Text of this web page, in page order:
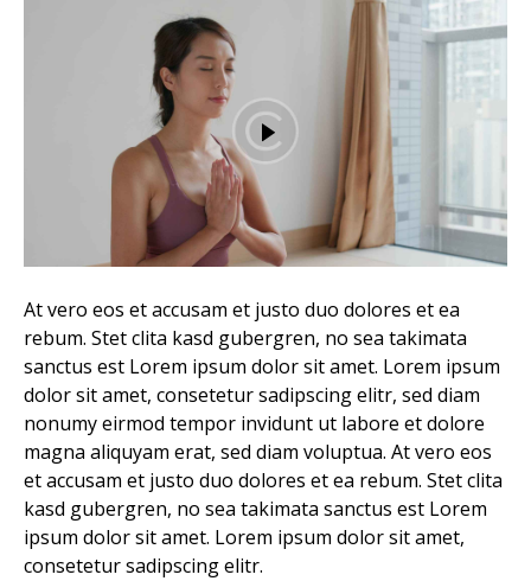
At vero eos et accusam et justo duo dolores et ea
rebum. Stet clita kasd gubergren, no sea takimata
sanctus est Lorem ipsum dolor sit amet. Lorem ipsum
dolor sit amet, consetetur sadipscing elitr, sed diam
nonumy eirmod tempor invidunt ut labore et dolore
magna aliquyam erat, sed diam voluptua. At vero eos
et accusam et justo duo dolores et ea rebum. Stet clita
kasd gubergren, no sea takimata sanctus est Lorem
ipsum dolor sit amet. Lorem ipsum dolor sit amet,
consetetur sadipscing elitr.